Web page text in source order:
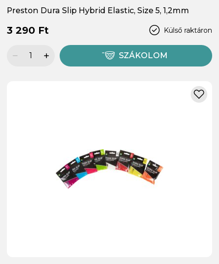
Preston Dura Slip Hybrid Elastic, Size 5, 1,2mm
Külső raktáron
3 290 Ft
SZÁKOLOM